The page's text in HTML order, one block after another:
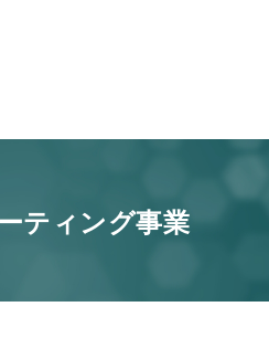
ティング事業